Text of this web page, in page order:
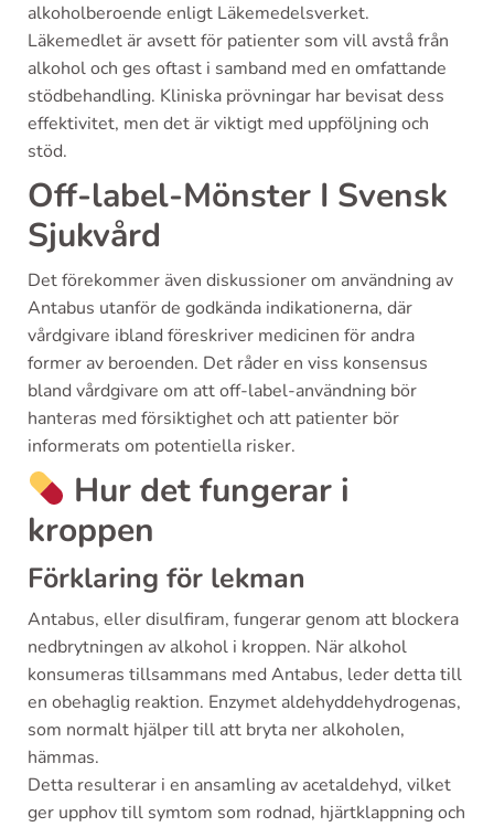
alkoholberoende enligt Läkemedelsverket.
Läkemedlet är avsett för patienter som vill avstå från
alkohol och ges oftast i samband med en omfattande
stödbehandling. Kliniska prövningar har bevisat dess
effektivitet, men det är viktigt med uppföljning och
stöd.
Off-label-Mönster I Svensk
Sjukvård
Det förekommer även diskussioner om användning av
Antabus utanför de godkända indikationerna, där
vårdgivare ibland föreskriver medicinen för andra
former av beroenden. Det råder en viss konsensus
bland vårdgivare om att off-label-användning bör
hanteras med försiktighet och att patienter bör
informerats om potentiella risker.
Hur det fungerar i
kroppen
Förklaring för lekman
Antabus, eller disulfiram, fungerar genom att blockera
nedbrytningen av alkohol i kroppen. När alkohol
konsumeras tillsammans med Antabus, leder detta till
en obehaglig reaktion. Enzymet aldehyddehydrogenas,
som normalt hjälper till att bryta ner alkoholen,
hämmas.
Detta resulterar i en ansamling av acetaldehyd, vilket
ger upphov till symtom som rodnad, hjärtklappning och